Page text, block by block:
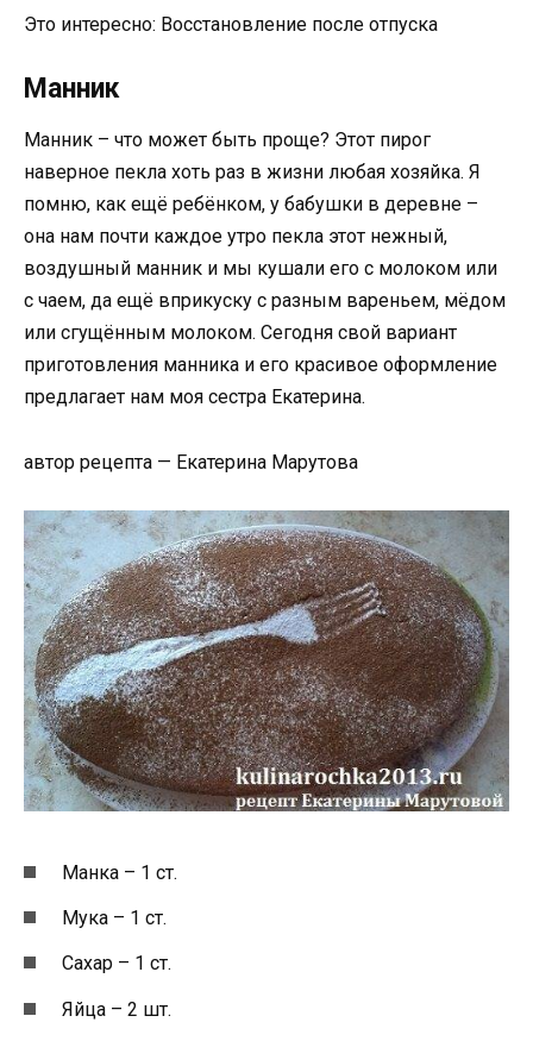
Это интересно: Восстановление после отпуска
Манник
Манник – что может быть проще? Этот пирог
наверное пекла хоть раз в жизни любая хозяйка. Я
помню, как ещё ребёнком, у бабушки в деревне –
она нам почти каждое утро пекла этот нежный,
воздушный манник и мы кушали его с молоком или
с чаем, да ещё вприкуску с разным вареньем, мёдом
или сгущённым молоком. Сегодня свой вариант
приготовления манника и его красивое оформление
предлагает нам моя сестра Екатерина.
автор рецепта — Екатерина Марутова
Манка – 1 ст.
Мука – 1 ст.
Сахар – 1 ст.
Яйца – 2 шт.